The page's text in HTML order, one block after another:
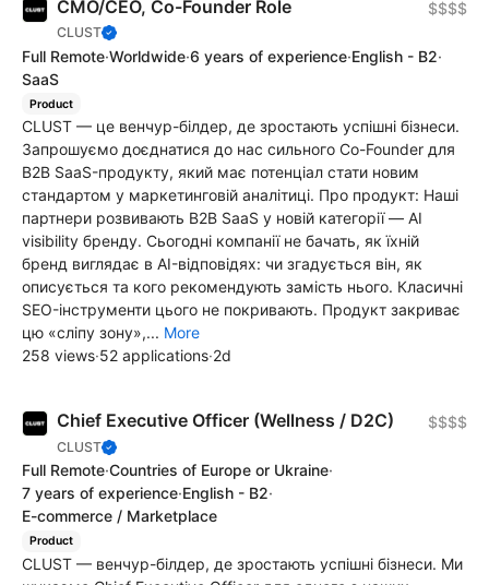
CMO/CEO, Co-Founder Role
CLUST
$$$$
Full Remote·Worldwide·6 years of experience·English - B2·
SaaS
Product
CLUST — це венчур-білдер, де зростають успішні бізнеси.
Запрошуємо доєднатися до нас сильного Co-Founder для
B2B SaaS-продукту, який має потенціал стати новим
стандартом у маркетинговій аналітиці. Про продукт: Наші
партнери розвивають B2B SaaS у новій категорії — AI
visibility бренду. Сьогодні компанії не бачать, як їхній
бренд виглядає в AI-відповідях: чи згадується він, як
описується та кого рекомендують замість нього. Класичні
SEO-інструменти цього не покривають. Продукт закриває
цю «сліпу зону»,... More
258 views·52 applications·2d
Chief Executive Officer (Wellness / D2C)
CLUST
$$$$
Full Remote·Countries of Europe or Ukraine·
7 years of experience·English - B2·
E-commerce / Marketplace
Product
CLUST — венчур-білдер, де зростають успішні бізнеси. Ми